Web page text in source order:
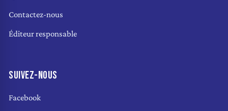
Contactez-nous
Éditeur responsable
SUIVEZ-NOUS
Facebook